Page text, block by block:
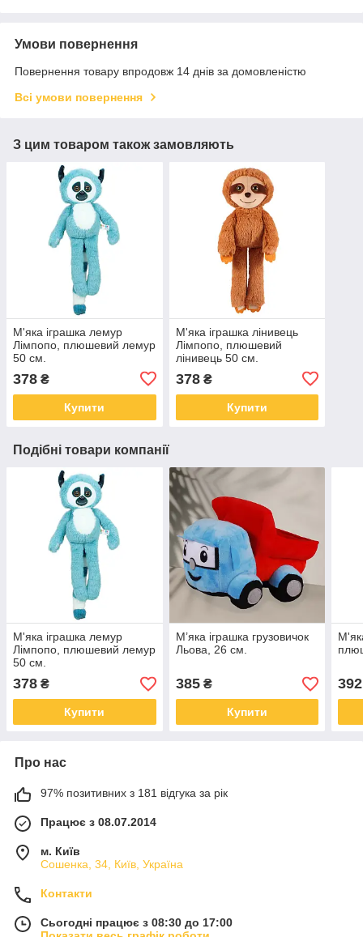
Умови повернення
Повернення товару впродовж 14 днів за домовленістю
Всі умови повернення
З цим товаром також замовляють
М'яка іграшка лемур
Лімпопо, плюшевий лемур
50 см.
378 ₴
Купити
М'яка іграшка лінивець
Лімпопо, плюшевий
лінивець 50 см.
378₴
Купити
Подібні товари компанії
М'яка іграшка лемур
Лімпопо, плюшевий лемур
50 см.
378 ₴
Купити
М’яка іграшка грузовичок
Льова, 26 см.
385₴
Купити
392
Про нас
97% позитивних з 181 відгука за рік
Працює з 08.07.2014
м. Київ
Сошенка, 34, Київ, Україна
Контакти
Сьогодні працює з 08:30 до 17:00